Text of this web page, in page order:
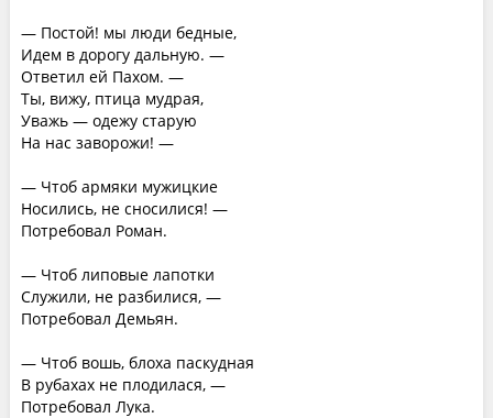
— Постой! мы люди бедные,
Идем в дорогу дальную. —
Ответил ей Пахом. —
Ты, вижу, птица мудрая,
Уважь — одежу старую
На нас заворожи! —
— Чтоб армяки мужицкие
Носились, не сносилися! —
Потребовал Роман.
— Чтоб липовые лапотки
Служили, не разбилися, —
Потребовал Демьян.
— Чтоб вошь, блоха паскудная
В рубахах не плодилася, —
Потребовал Лука.